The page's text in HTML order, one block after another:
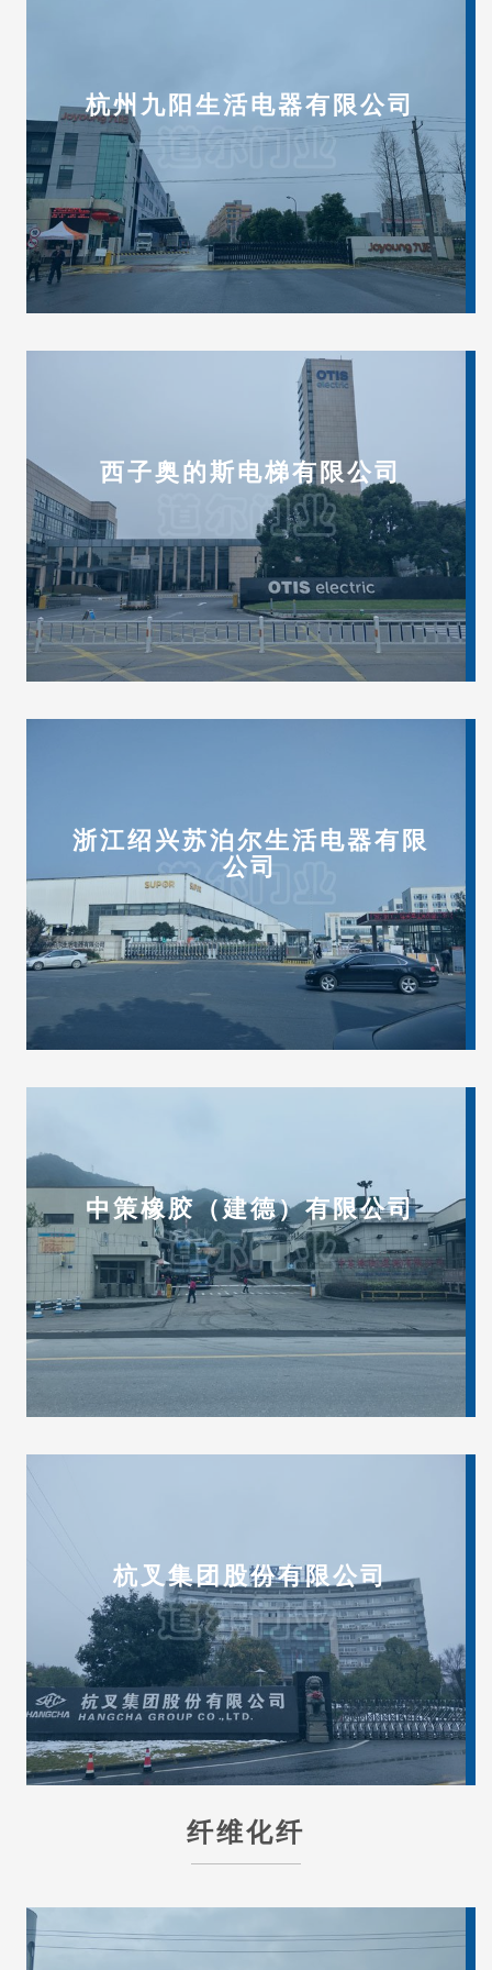
杭州九阳生活电器有限公司
西子奥的斯电梯有限公司
浙江绍兴苏泊尔生活电器有限
公司
中策橡胶（建德）有限公司
杭叉集团股份有限公司
纤维化纤